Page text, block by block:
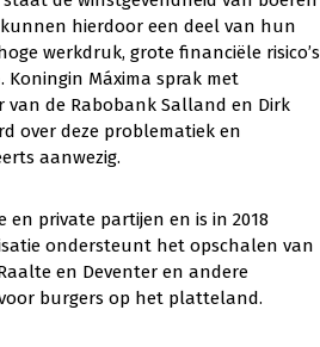
hierdoor een deel van hun
werkdruk, grote financiële risico’s
Máxima sprak met
de Rabobank Salland en Dirk
over deze problematiek en
aanwezig.
private partijen en is in 2018
ondersteunt het opschalen van
en Deventer en andere
burgers op het platteland.